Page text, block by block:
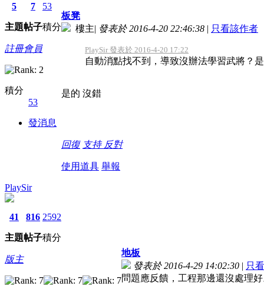
5
主題
7
帖子
53
積分
註冊會員
積分
53
發消息
板凳
樓主| 發表於 2016-4-20 22:46:38 | 只看該作者
PlaySir 發表於 2016-4-20 17:22
自動消點找不到，導致沒辦法學習武將？
是的 沒錯
回復 支持 反對
使用道具 舉報
PlaySir
41
主題
816
帖子
2592
積分
版主
地板
發表於 2016-4-29 14:02:30 | 只
問題應反饋，工程那邊還沒處理